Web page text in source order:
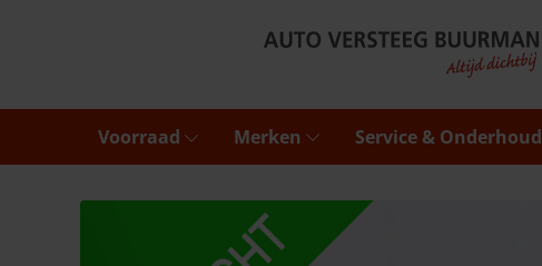
Voorraad Merken Service & Onderhoud